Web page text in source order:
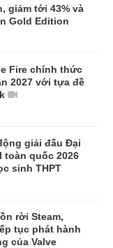
giảm tới 43% và
Gold Edition
Fire chính thức
2027 với tựa đề
giải đấu Đại
toàn quốc 2026
sinh THPT
rời Steam,
tục phát hành
của Valve